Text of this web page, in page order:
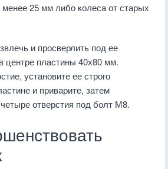
25 мм либо колеса от старых
и просверлить под ее
центре пластины 40х80 мм.
установите ее строго
и приварите, затем
отверстия под болт М8.